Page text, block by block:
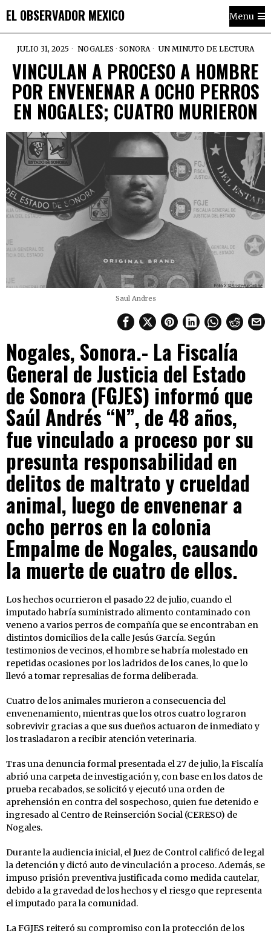
EL OBSERVADOR MEXICO Menu
JULIO 31, 2025 NOGALES · SONORA UN MINUTO DE LECTURA
VINCULAN A PROCESO A HOMBRE
POR ENVENENAR A OCHO PERROS
EN NOGALES; CUATRO MURIERON
Saul Andres
Nogales, Sonora.- La Fiscalía
General de Justicia del Estado
de Sonora (FGJES) informó que
Saúl Andrés “N”, de 48 años,
fue vinculado a proceso por su
presunta responsabilidad en
delitos de maltrato y crueldad
animal, luego de envenenar a
ocho perros en la colonia
Empalme de Nogales, causando
la muerte de cuatro de ellos.
Los hechos ocurrieron el pasado 22 de julio, cuando el
imputado habría suministrado alimento contaminado con
veneno a varios perros de compañía que se encontraban en
distintos domicilios de la calle Jesús García. Según
testimonios de vecinos, el hombre se habría molestado en
repetidas ocasiones por los ladridos de los canes, lo que lo
llevó a tomar represalias de forma deliberada.
Cuatro de los animales murieron a consecuencia del
envenenamiento, mientras que los otros cuatro lograron
sobrevivir gracias a que sus dueños actuaron de inmediato y
los trasladaron a recibir atención veterinaria.
Tras una denuncia formal presentada el 27 de julio, la Fiscalía
abrió una carpeta de investigación y, con base en los datos de
prueba recabados, se solicitó y ejecutó una orden de
aprehensión en contra del sospechoso, quien fue detenido e
ingresado al Centro de Reinserción Social (CERESO) de
Nogales.
Durante la audiencia inicial, el Juez de Control calificó de legal
la detención y dictó auto de vinculación a proceso. Además, se
impuso prisión preventiva justificada como medida cautelar,
debido a la gravedad de los hechos y el riesgo que representa
el imputado para la comunidad.
La FGJES reiteró su compromiso con la protección de los